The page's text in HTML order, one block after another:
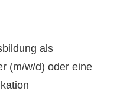
als
(m/w/d) oder eine